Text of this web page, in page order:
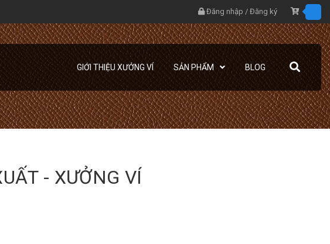
Đăng nhập / Đăng ký
GIỚI THIỆU XƯỞNG VÍ SẢN PHẨM BLOG
- XƯỞNG VÍ